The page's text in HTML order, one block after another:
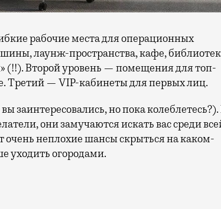
рабочие места для операционных
лаунж-пространства, кафе,
(!!). Второй уровень — помещения для топ-
Третий — VIP-кабинеты для первых лиц.
заинтересовались, но пока колеблетесь?).
они замучаются искать вас среди
очень неплохие шансы скрыться на каком-
уходить огородами.
F-375 (на этом невзрачности